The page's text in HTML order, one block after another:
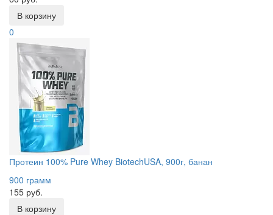
В корзину
0
Протеин 100% Pure Whey BiotechUSA, 900г, банан
900 грамм
155 руб.
В корзину